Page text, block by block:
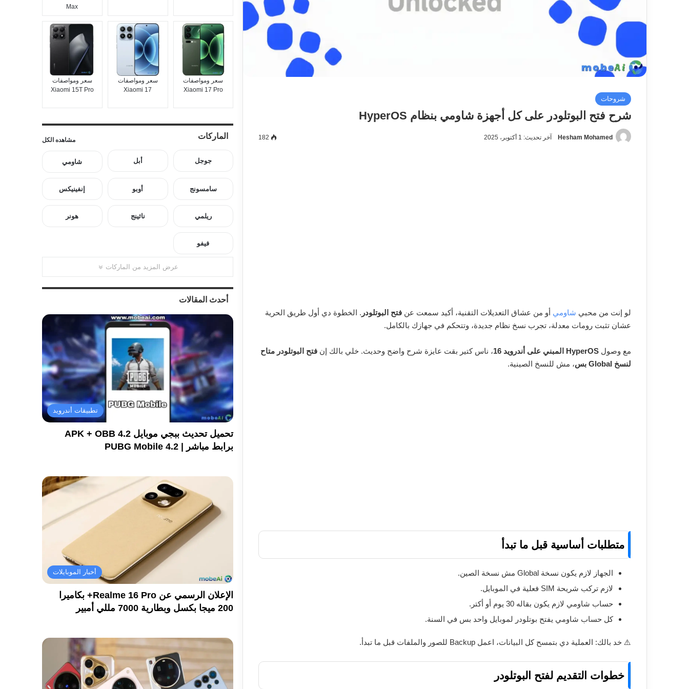
شروحات
شرح فتح البوتلودر على كل أجهزة شاومي بنظام HyperOS
Hesham Mohamed آخر تحديث: 1 أكتوبر، 2025 182
لو إنت من محبي شاومي أو من عشاق التعديلات التقنية، أكيد سمعت عن فتح البوتلودر . الخطوة دي أول طريق الحرية
عشان تثبت رومات معدلة، تجرب نسخ نظام جديدة، وتتحكم في جهازك بالكامل.
مع وصول HyperOS المبني على أندرويد 16 ، ناس كتير بقت عايزة شرح واضح وحديث. خلي بالك إن فتح البوتلودر متاح
لنسخ Global بس
، مش للنسخ الصينية.
متطلبات أساسية قبل ما تبدأ
الجهاز لازم يكون نسخة Global مش نسخة الصين.
لازم تركب شريحة SIM فعلية في الموبايل.
حساب شاومي لازم يكون بقاله 30 يوم أو أكتر.
كل حساب شاومي يفتح بوتلودر لموبايل واحد بس في السنة.
⚠️ خد بالك: العملية دي بتمسح كل البيانات، اعمل Backup للصور والملفات قبل ما تبدأ.
خطوات التقديم لفتح البوتلودر
Max
سعر ومواصفات
Xiaomi 17 Pro
سعر ومواصفات
Xiaomi 17
سعر ومواصفات
Xiaomi 15T Pro
الماركات مشاهده الكل
جوجل أبل شاومي
سامسونج أوبو إنفينيكس
ريلمي ناثينج هونر
فيفو
عرض المزيد من الماركات
أحدث المقالات
تطبيقات أندرويد
تحميل تحديث ببجي موبايل 4.2 APK + OBB
برابط مباشر | PUBG Mobile 4.2
أخبار الموبايلات
الإعلان الرسمي عن Realme 16 Pro+ بكاميرا
200 ميجا بكسل وبطارية 7000 مللي أمبير